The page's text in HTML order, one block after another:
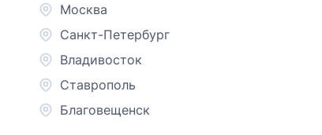
Москва
Санкт-Петербург
Владивосток
Ставрополь
Благовещенск